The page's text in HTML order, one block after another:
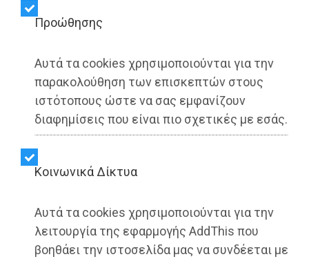
Προώθησης
Αυτά τα cookies χρησιμοποιούνται για την
παρακολούθηση των επισκεπτών στους
ιστότοπους ώστε να σας εμφανίζουν
διαφημίσεις που είναι πιο σχετικές με εσάς.
Kοινωνικά Δίκτυα
Αυτά τα cookies χρησιμοποιούνται για την
λειτουργία της εφαρμογής AddThis που
βοηθάει την ιστοσελίδα μας να συνδέεται με
THEON) ανακοινώνει σήμερα τα οικονομικά
αποτελέσματα του πρώτου εξαμήνου του 2025
για την περίοδο που έληξε στις 30 Ιουνίου 2025.